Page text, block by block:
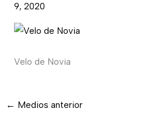
9, 2020
Velo de Novia
← Medios anterior